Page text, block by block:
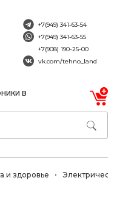
В
+7(949) 341-63-54
+7(949) 341-63-55
+7(908) 190-25-00
vk.com/tehno_land
и здоровье